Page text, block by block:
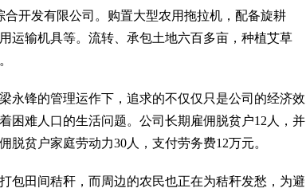
开发有限公司。购置大型农用拖拉机，配备旋耕
运输机具等。流转、承包土地六百多亩，种植艾草
锋的管理运作下，追求的不仅仅只是公司的经济效
困难人口的生活问题。公司长期雇佣脱贫户12人，并
脱贫户家庭劳动力30人，支付劳务费12万元。
田间秸秆，而周边的农民也正在为秸秆发愁，为避